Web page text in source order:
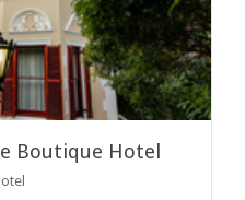
Boutique Hotel